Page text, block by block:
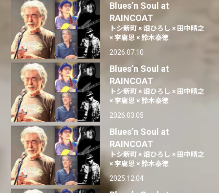
Blues’n Soul at
RAINCOAT
トシ新町 × 畑ひろし × 田中晴之
× 李庸恩 × 鈴木泰徳
2026.07.10
Blues’n Soul at
RAINCOAT
トシ新町 × 畑ひろし × 田中晴之
× 李庸恩 × 鈴木泰徳
2026.03.05
Blues’n Soul at
RAINCOAT
トシ新町 × 畑ひろし × 田中晴之
× 李庸恩 × 鈴木泰徳
2025.12.04